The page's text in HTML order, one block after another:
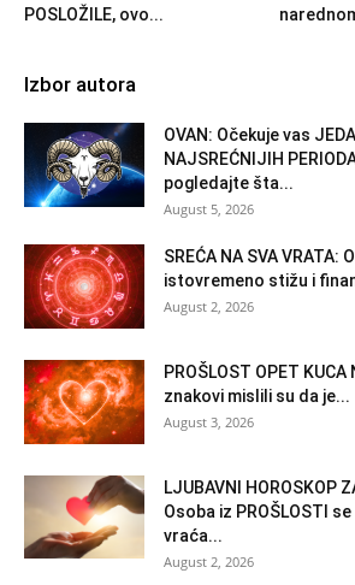
POSLOŽILE, ovo...
Izbor autora
OVAN: Očekuje vas
NAJSREĆNIJIH
pogledajte šta...
August 5, 2026
SREĆA NA SVA VRATA:
istovremeno stižu i
August 2, 2026
PROŠLOST OPET KUCA
znakovi mislili su da je...
August 3, 2026
LJUBAVNI HOROSKOP
Osoba iz PROŠLOSTI
vraća...
August 2, 2026